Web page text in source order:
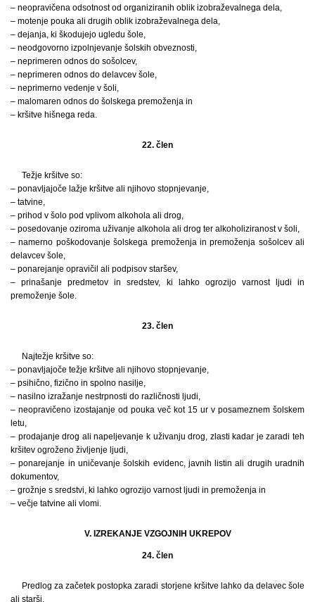
– neopravičena odsotnost od organiziranih oblik izobraževalnega dela,
– motenje pouka ali drugih oblik izobraževalnega dela,
– dejanja, ki škodujejo ugledu šole,
– neodgovorno izpolnjevanje šolskih obveznosti,
– neprimeren odnos do sošolcev,
– neprimeren odnos do delavcev šole,
– neprimerno vedenje v šoli,
– malomaren odnos do šolskega premoženja in
– kršitve hišnega reda.
22. člen
Težje kršitve so:
– ponavljajoče lažje kršitve ali njihovo stopnjevanje,
– tatvine,
– prihod v šolo pod vplivom alkohola ali drog,
– posedovanje oziroma uživanje alkohola ali drog ter alkoholiziranost v šoli,
– namerno poškodovanje šolskega premoženja in premoženja sošolcev ali
delavcev šole,
– ponarejanje opravičil ali podpisov staršev,
– prinašanje predmetov in sredstev, ki lahko ogrozijo varnost ljudi in
premoženje šole.
23. člen
Najtežje kršitve so:
– ponavljajoče težje kršitve ali njihovo stopnjevanje,
– psihično, fizično in spolno nasilje,
– nasilno izražanje nestrpnosti do različnosti ljudi,
– neopravičeno izostajanje od pouka več kot 15 ur v posameznem šolskem
letu,
– prodajanje drog ali napeljevanje k uživanju drog, zlasti kadar je zaradi teh
kršitev ogroženo življenje ljudi,
– ponarejanje in uničevanje šolskih evidenc, javnih listin ali drugih uradnih
dokumentov,
– grožnje s sredstvi, ki lahko ogrozijo varnost ljudi in premoženja in
– večje tatvine ali vlomi.
V. IZREKANJE VZGOJNIH UKREPOV
24. člen
Predlog za začetek postopka zaradi storjene kršitve lahko da delavec šole
ali starši.